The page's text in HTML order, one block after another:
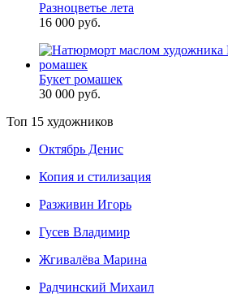
Разноцветье лета
16 000 руб.
Букет ромашек
30 000 руб.
Топ 15 художников
Октябрь Денис
Копия и стилизация
Разживин Игорь
Гусев Владимир
Жгивалёва Марина
Радчинский Михаил